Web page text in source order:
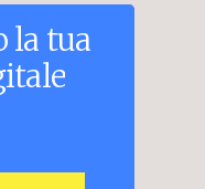
la tua